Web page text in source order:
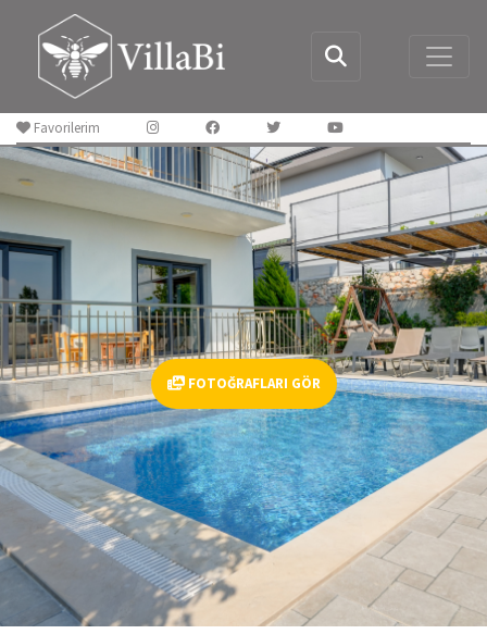
Favorilerim
FOTOĞRAFLARI GÖR